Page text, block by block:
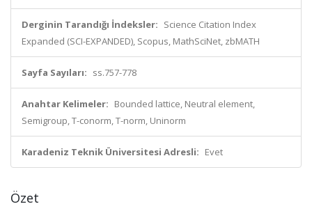
Derginin Tarandığı İndeksler: Science Citation Index
Expanded (SCI-EXPANDED), Scopus, MathSciNet, zbMATH
Sayfa Sayıları: ss.757-778
Anahtar Kelimeler: Bounded lattice, Neutral element,
Semigroup, T-conorm, T-norm, Uninorm
Karadeniz Teknik Üniversitesi Adresli: Evet
Özet